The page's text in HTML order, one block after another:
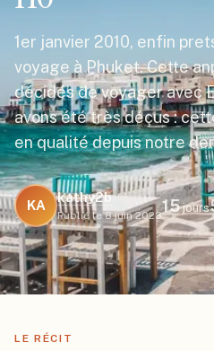
1er janvier 2010, enfin
voyage à Phuket. Cette
décidés de voyager avec
avons été très déçus :
en qualité depuis notre
KA
kathy2b
Publié le 8 juin 2023
15jours
LE RÉCIT